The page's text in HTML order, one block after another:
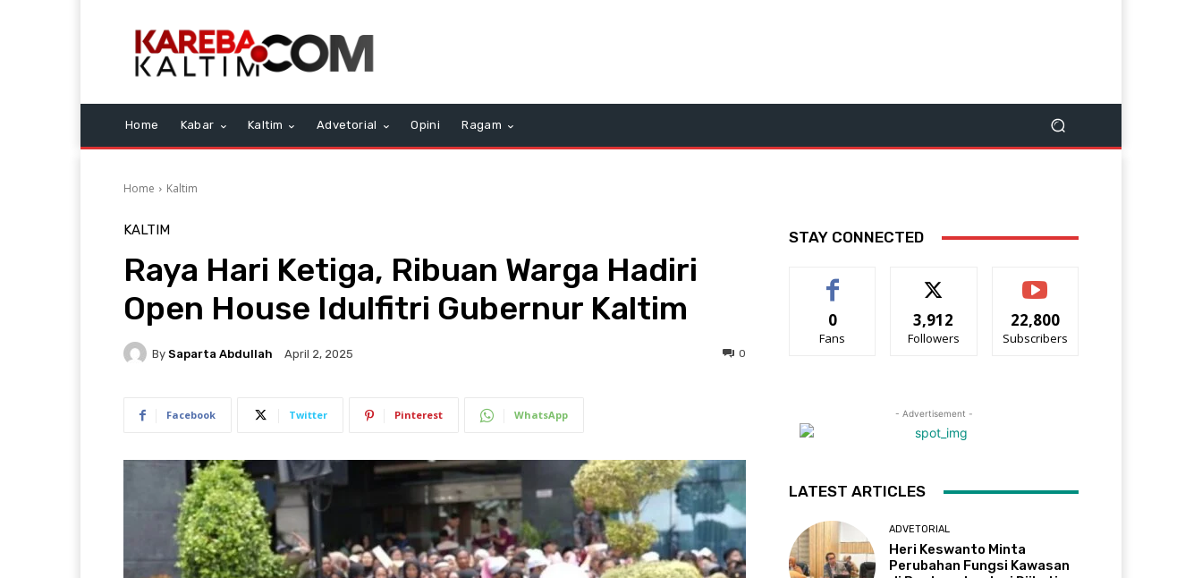
Home Kabar Kaltim Advetorial Opini Ragam
Home Kaltim
KALTIM
Raya Hari Ketiga, Ribuan Warga Hadiri
Open House Idulfitri Gubernur Kaltim
By Saparta Abdullah April 2, 2025 0
Facebook Twitter Pinterest WhatsApp
STAY CONNECTED
0
Fans
3,912
Followers
22,800
Subscribers
- Advertisement -
LATEST ARTICLES
ADVETORIAL
Heri Keswanto Minta
Perubahan Fungsi Kawasan